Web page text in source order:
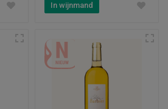
In wijnmand